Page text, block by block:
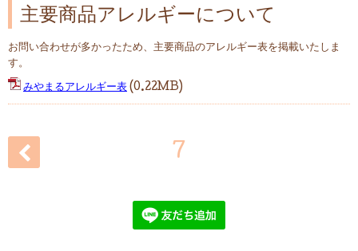
主要商品アレルギーについて
お問い合わせが多かったため、主要商品のアレルギー表を掲載いたしま
す。
みやまるアレルギー表 (0.22MB)
7